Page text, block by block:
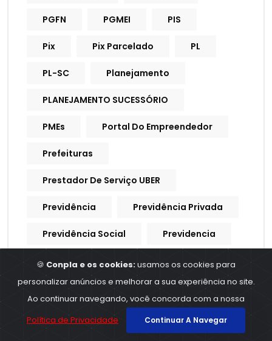
PGFN PGMEI PIS
Pix Pix Parcelado PL
PL-SC Planejamento
PLANEJAMENTO SUCESSÓRIO
PMEs Portal Do Empreendedor
Prefeituras
Prestador De Serviço UBER
Previdência Previdência Privada
Previdência Social Previdencia
Previdencia Social
Processo Trabalhista
Procuração Digital
🍪 Conpla e os cookies:usamos os cookies para
personalizar anúncios e melhorar a sua experiência no site.
Ao continuar navegando, você concorda com a nossa
Política de Privacidade
Continuar A Navegar